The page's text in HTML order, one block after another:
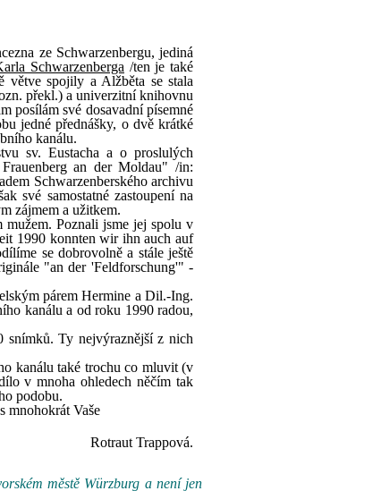
ze Schwarzenbergu, jediná
Schwarzenberga /ten je také
větve spojily a Alžběta se stala
překl.) a univerzitní knihovnu
posílám své dosavadní písemné
jedné přednášky, o dvě krátké
kanálu.
sv. Eustacha a o proslulých
an der Moldau" /in:
Schwarzenberského archivu
své samostatné zastoupení na
zájmem a užitkem.
Poznali jsme jej spolu v
1990 konnten wir ihn auch auf
se dobrovolně a stále ještě
"an der 'Feldforschung'" -
párem Hermine a Dil.-Ing.
kanálu a od roku 1990 radou,
snímků. Ty nejvýraznější z nich
kanálu také trochu co mluvit (v
v mnoha ohledech něčím tak
podobu.
mnohokrát Vaše
Rotraut Trappová.
městě Würzburg a není jen